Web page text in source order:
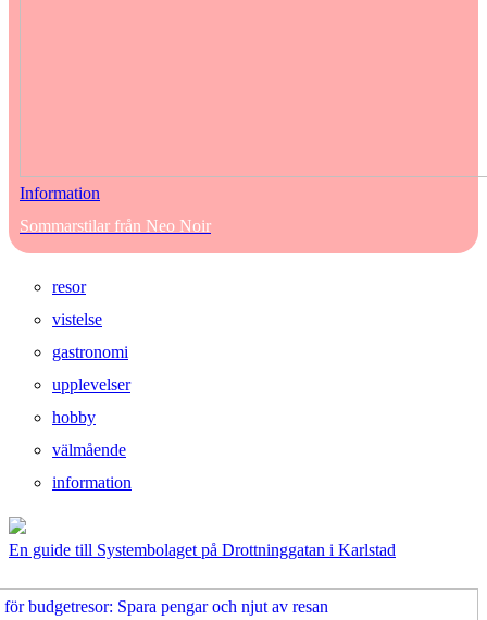
Information
Sommarstilar från Neo Noir
resor
vistelse
gastronomi
upplevelser
hobby
välmående
information
En guide till Systembolaget på Drottninggatan i Karlstad